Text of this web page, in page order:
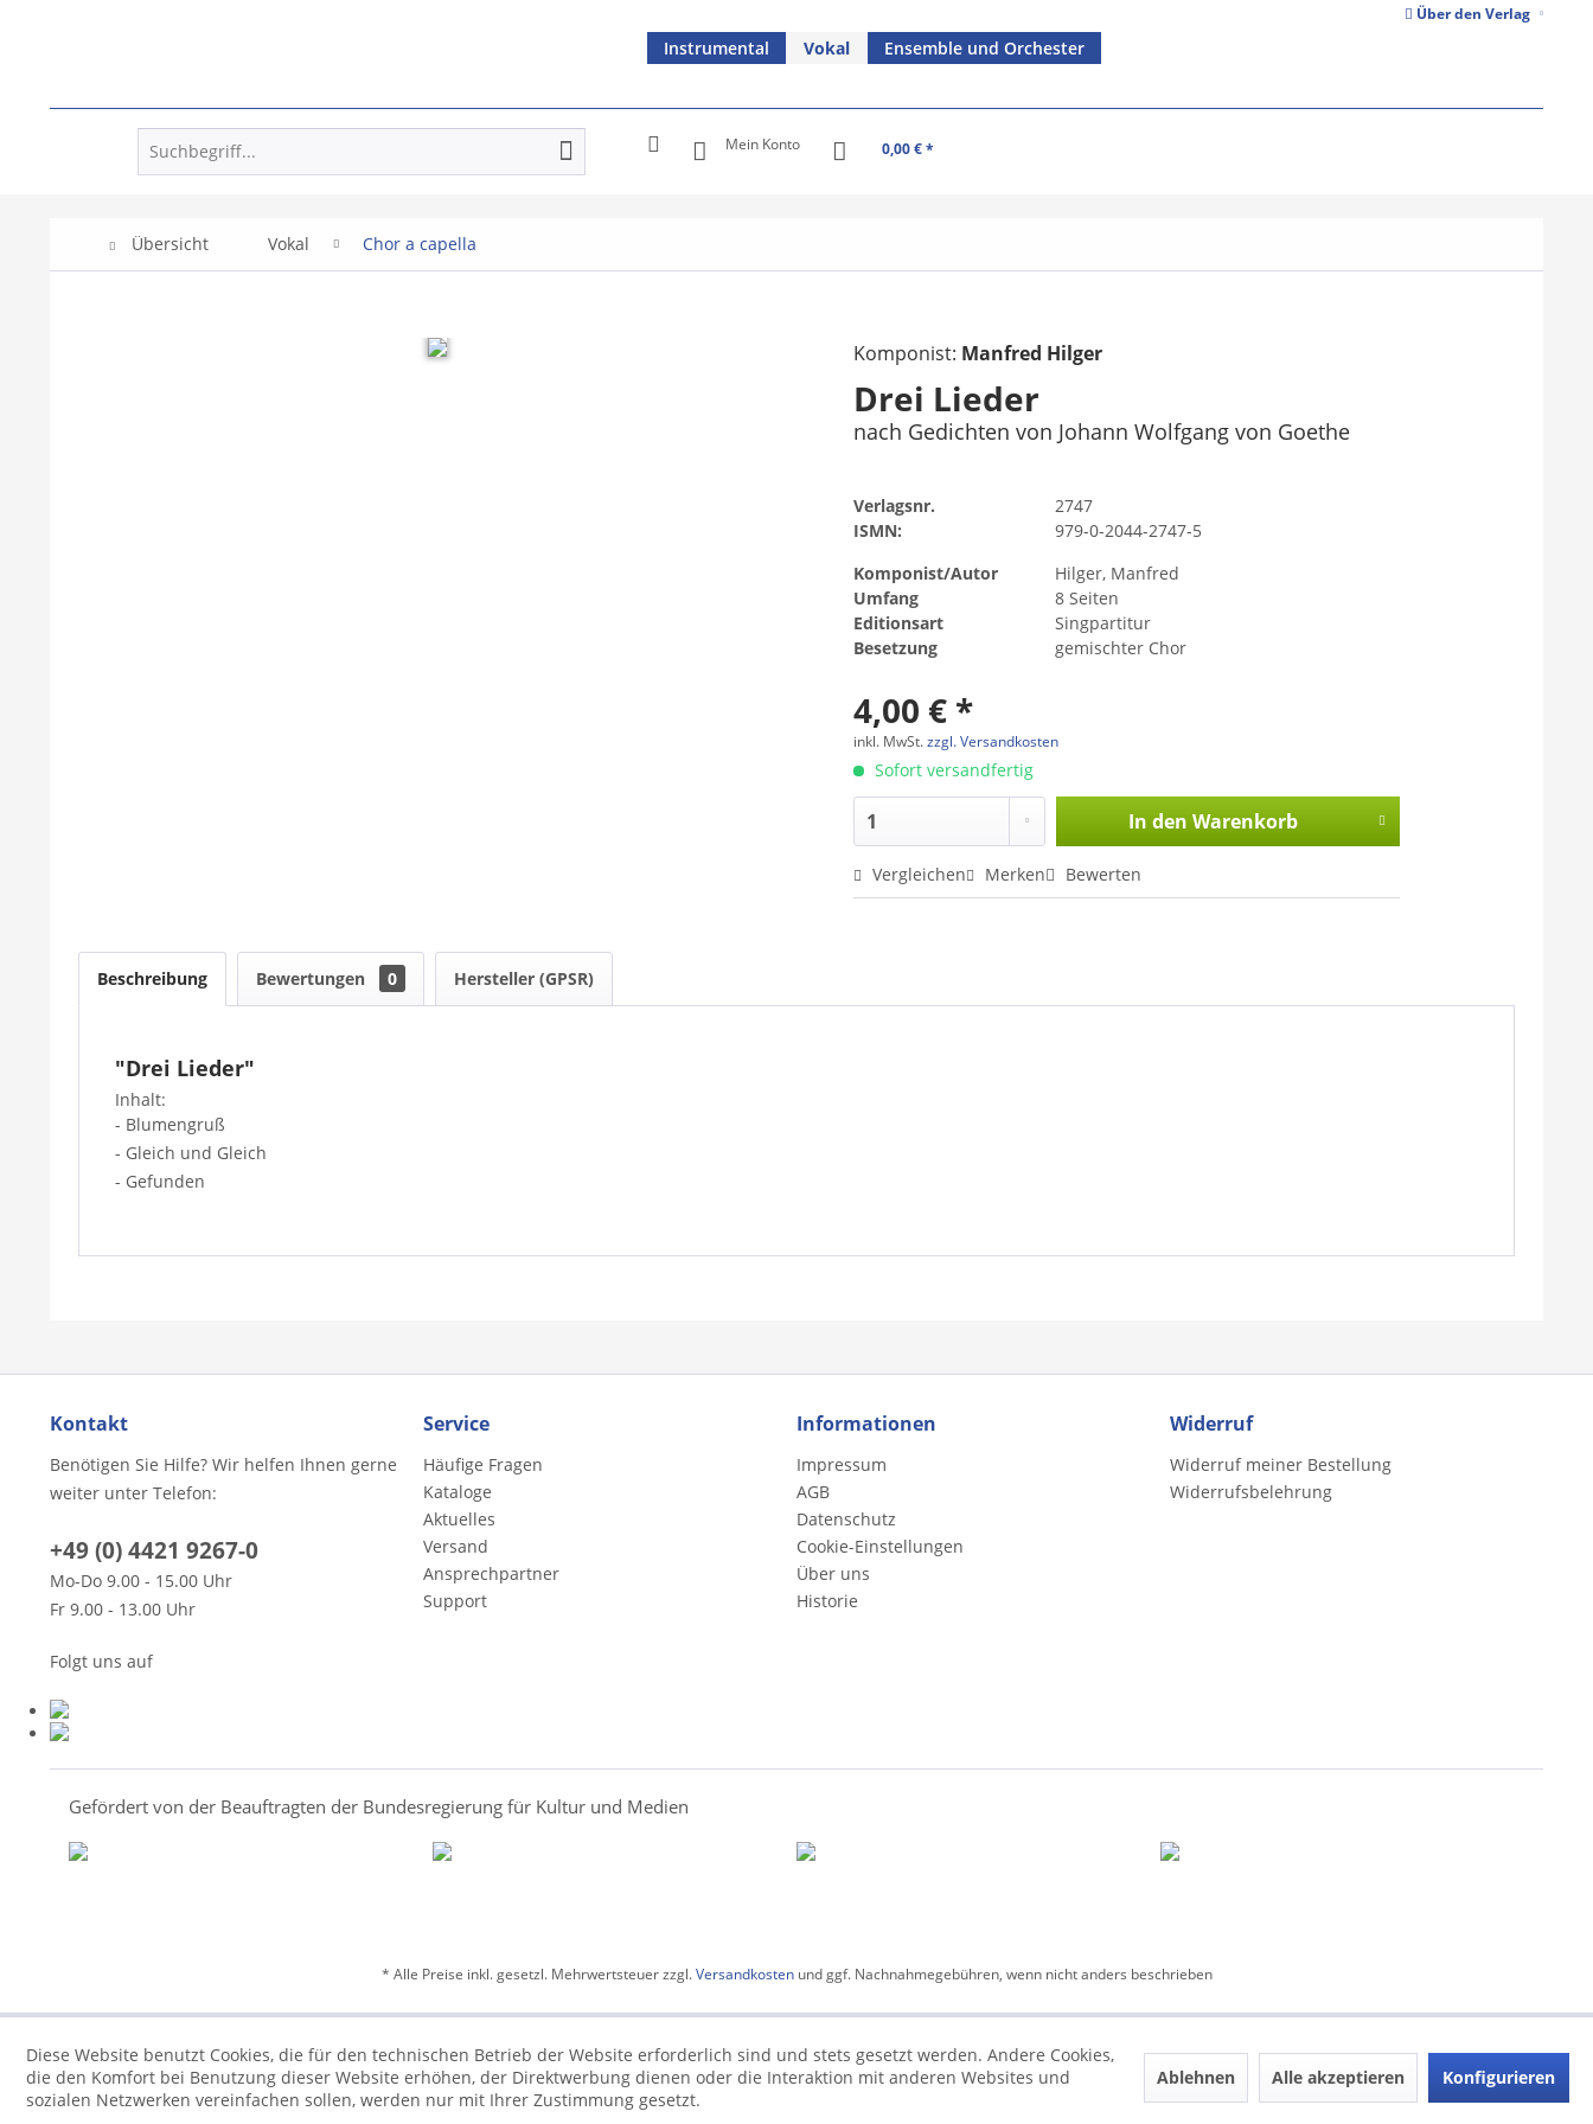
Über den Verlag
Instrumental Vokal Ensemble und Orchester
Mein Konto 0,00 € *
Übersicht Vokal Chor a capella
Komponist: Manfred Hilger
Drei Lieder
nach Gedichten von Johann Wolfgang von Goethe
Verlagsnr.
2747
ISMN:
979-0-2044-2747-5
Komponist/Autor
Hilger, Manfred
Umfang
8 Seiten
Editionsart
Singpartitur
Besetzung
gemischter Chor
4,00 € *
inkl. MwSt.zzgl. Versandkosten
Sofort versandfertig
In den Warenkorb
Vergleichen Merken Bewerten
Beschreibung Bewertungen 0 Hersteller (GPSR)
"Drei Lieder"
Inhalt:
- Blumengruß
- Gleich und Gleich
- Gefunden
Kontakt
Benötigen Sie Hilfe? Wir helfen Ihnen gerne
weiter unter Telefon:
+49 (0) 4421 9267-0
Mo-Do 9.00 - 15.00 Uhr
Fr 9.00 - 13.00 Uhr
Folgt uns auf
Service
Häufige Fragen
Kataloge
Aktuelles
Versand
Ansprechpartner
Support
Informationen
Impressum
AGB
Datenschutz
Cookie-Einstellungen
Über uns
Historie
Widerruf
Widerruf meiner Bestellung
Widerrufsbelehrung
Gefördert von der Beauftragten der Bundesregierung für Kultur und Medien
* Alle Preise inkl. gesetzl. Mehrwertsteuer zzgl.Versandkostenund ggf. Nachnahmegebühren, wenn nicht anders beschrieben
Diese Website benutzt Cookies, die für den technischen Betrieb der Website erforderlich sind und stets gesetzt werden. Andere Cookies,
die den Komfort bei Benutzung dieser Website erhöhen, der Direktwerbung dienen oder die Interaktion mit anderen Websites und
sozialen Netzwerken vereinfachen sollen, werden nur mit Ihrer Zustimmung gesetzt.
Ablehnen Alle akzeptieren Konfigurieren